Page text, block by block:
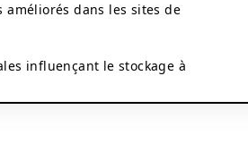
améliorés dans les sites de
influençant le stockage à